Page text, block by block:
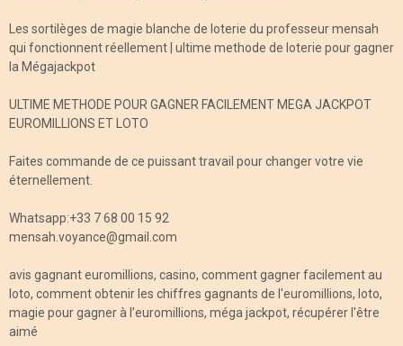
Les sortilèges de magie blanche de loterie du professeur mensah
qui fonctionnent réellement | ultime methode de loterie pour gagner
la Mégajackpot
ULTIME METHODE POUR GAGNER FACILEMENT MEGA JACKPOT
EUROMILLIONS ET LOTO
Faites commande de ce puissant travail pour changer votre vie
éternellement.
Whatsapp:+33 7 68 00 15 92
mensah.voyance@gmail.com
avis gagnant euromillions, casino, comment gagner facilement au
loto, comment obtenir les chiffres gagnants de l'euromillions, loto,
magie pour gagner à l’euromillions, méga jackpot, récupérer l'être
aimé